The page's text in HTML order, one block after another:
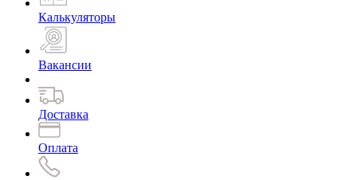
Калькуляторы
Вакансии
Доставка
Оплата